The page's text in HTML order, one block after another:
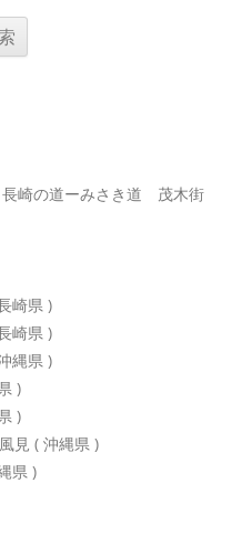
崎の道ーみさき道 茂木街
崎県 )
崎県 )
縄県 )
)
)
見 ( 沖縄県 )
県 )